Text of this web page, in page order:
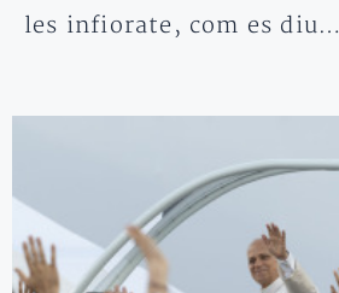
les infiorate, com es diu…